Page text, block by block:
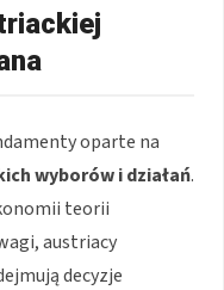
oparte na
wyborów i działań.
teorii
austriacy
decyzje